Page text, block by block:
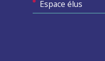
Espace élus